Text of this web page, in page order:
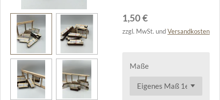
1,50 €
zzgl. MwSt. und Versandkosten
Maße